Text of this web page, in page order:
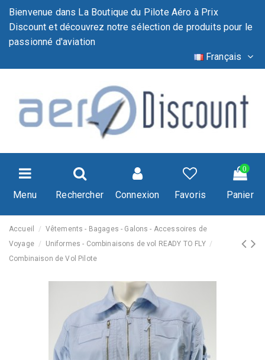
Bienvenue dans La Boutique du Pilote Aéro à Prix
Discount et découvrez notre sélection de produits pour le
passionné d'aviation
Français
Menu Rechercher Connexion Favoris
0
Panier
Accueil
Vêtements - Bagages - Galons - Accessoires de
Voyage
Uniformes - Combinaisons de vol READY TO FLY
Combinaison de Vol Pilote